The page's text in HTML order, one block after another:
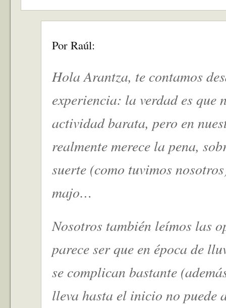
Por Raúl:
Hola Arantza, te contamos
experiencia: la verdad es que
actividad barata, pero en
realmente merece la pena,
suerte (como tuvimos
majo…
Nosotros también leímos las
parece ser que en época de
se complican bastante
lleva hasta el inicio no puede